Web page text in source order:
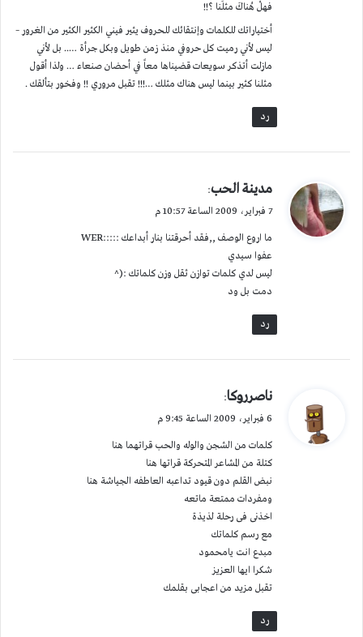
فهلْ هُناكَ مثلَنا ؟!!
أختياراتك للكلمات وإنتقائك للحروف يثير فيني الكثير الكثير من الغرور –
ليس لأني رميت كل حروفي منذ زمن طويل وبكل جرأة ….. بل لأني
مازلت أتذكر سويعات قضيناها معاً في أحضان صنعاء … ولذا أقول
مثلنا كثير بينما ليس هناك مثلك …!!! تقبل مروري !! وفخور بتألقك .
رد
ي
ل
مدينة الحب:
7 فبراير، 2009 الساعة 10:57 م
ما اروع الوصف ,,فقد أحرقتنا بنار أبداعك :::::WER
عفوا سيدي
ليس لدي كلمات توازن ثقل وزن كلماتك :(^
دمت بل ود
رد
ي
ل
ناصرروكا:
6 فبراير، 2009 الساعة 9:45 م
كلمات من الشجن والوله والحب قراتهما هنا
كتلة من المشاعر المتحركة قراتها هنا
نبض القلم دون قيود تداعبه العاطفه الجياشة هنا
ومفردات ممتعة ماتعه
اخذنى فى رحلة لذيذة
مع رسم كلماتك
مبدع انت يامحمود
شكرا ايها العزيز
تقبل مزيد من اعجابى بقلمك
رد